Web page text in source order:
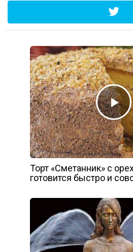
Торт «Сметанник» с
готовится быстро и